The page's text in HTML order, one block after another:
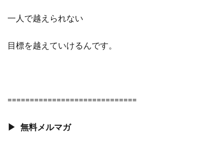
一人で越えられない
目標を越えていけるんです。
=============================
▶︎ 無料メルマガ